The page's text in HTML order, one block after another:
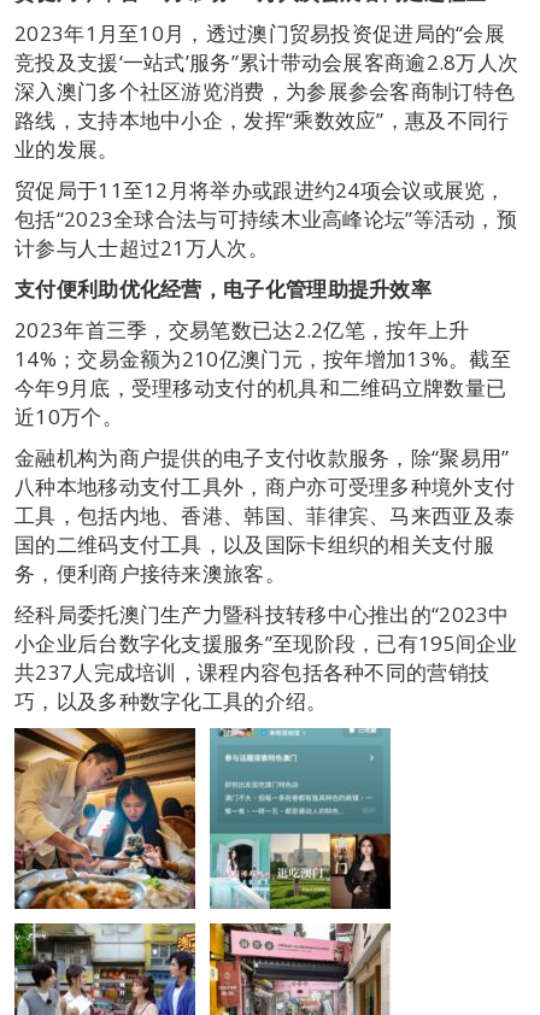
2023年1月至10月，透过澳门贸易投资促进局的“会展
竞投及支援‘一站式’服务”累计带动会展客商逾2.8万人次
深入澳门多个社区游览消费，为参展参会客商制订特色
路线，支持本地中小企，发挥“乘数效应”，惠及不同行
业的发展。
贸促局于11至12月将举办或跟进约24项会议或展览，
包括“2023全球合法与可持续木业高峰论坛”等活动，预
计参与人士超过21万人次。
支付便利助优化经营，电子化管理助提升效率
2023年首三季，交易笔数已达2.2亿笔，按年上升
14%；交易金额为210亿澳门元，按年增加13%。截至
今年9月底，受理移动支付的机具和二维码立牌数量已
近10万个。
金融机构为商户提供的电子支付收款服务，除“聚易用”
八种本地移动支付工具外，商户亦可受理多种境外支付
工具，包括内地、香港、韩国、菲律宾、马来西亚及泰
国的二维码支付工具，以及国际卡组织的相关支付服
务，便利商户接待来澳旅客。
经科局委托澳门生产力暨科技转移中心推出的“2023中
小企业后台数字化支援服务”至现阶段，已有195间企业
共237人完成培训，课程内容包括各种不同的营销技
巧，以及多种数字化工具的介绍。